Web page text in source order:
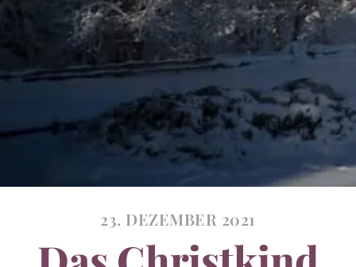
23. DEZEMBER 2021